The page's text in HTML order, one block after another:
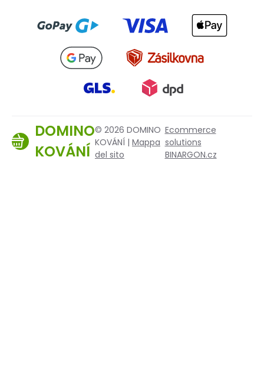
DOMINO
KOVÁNÍ
© 2026 DOMINO
KOVÁNÍ | Mappa
del sito
Ecommerce
solutions
BINARGON.cz